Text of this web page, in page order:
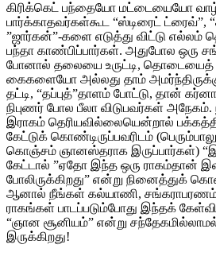
கிரிக்கெட் பந்தையோ மட்டையையோ
பார்க்காதவர்கள்கூட “ஸ்டிரைட் ட்ரைவ்”,
”ஜார்கன்”-களை எடுத்து விட்டு எல்லம்
பந்தா காண்பிப்பார்கள். அதுபோல ஒரு
போனால் தலையை உருட்டி, தொடையைத்
கைகளையோ அல்லது தாம்
தட்டி, “தப்புத்”தாளம் போட்டு, தான்
நிபுணர் போல பீலா விடுபவர்கள்
இராகம் தெரியவில்லையென்றால்
கேட்டுக் கொண்டிருப்பவரிடம்
கொஞ்சம் ஞானஸ்தராக இருப்பார்கள்)
கேட்டால் ”ஏதோ இந்த ஒரு ராகம்தான்
போலிருக்கிறது” என்று நினைத்துக்
ஆனால் நீங்கள் கல்யாணி,
ராகங்கள் பாடப்படும்போது இந்தக்
“ஞான சூனியம்” என்று
இருக்கிறது!